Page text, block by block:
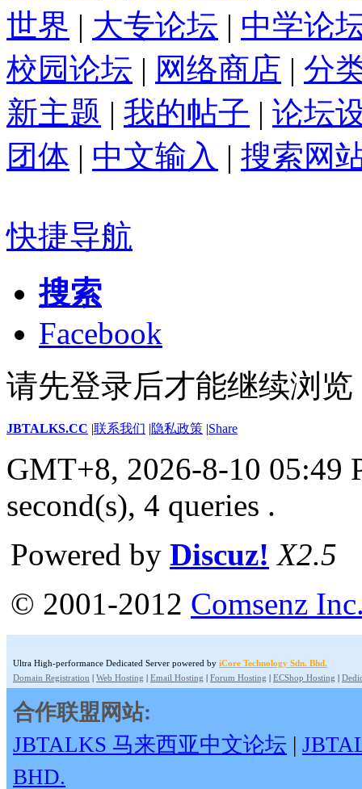
世界 | 大专论坛 | 中学论
校园论坛 | 网络商店 | 分
新主题 | 我的帖子 | 论坛
团体 | 中文输入 | 搜索网
快捷导航
搜索
Facebook
请先登录后才能继续浏览
JBTALKS.CC |联系我们 |隐私政策 |Share
GMT+8, 2026-8-10 05:49
second(s), 4 queries .
Powered by Discuz! X2.5
© 2001-2012 Comsenz
Ultra High-performance Dedicated Server powered by iCore Technology Sdn. Bhd.
Domain Registration | Web Hosting | Email Hosting | Forum Hosting | ECShop Hosting |
合作联盟网站:
JBTALKS 马来西亚中文论坛 |
BHD.